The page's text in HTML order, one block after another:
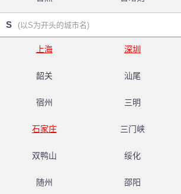
S (以S为开头的城市名)
上海 深圳
韶关 汕尾
宿州 三明
石家庄 三门峡
双鸭山 绥化
随州 邵阳